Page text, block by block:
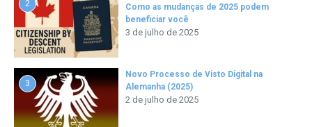
2
Como as mudanças de 2025 podem
beneficiar você
3 de julho de 2025
3
Novo Processo de Visto Digital na
Alemanha (2025)
2 de julho de 2025